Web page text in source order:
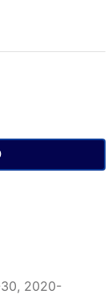
30, 2020-